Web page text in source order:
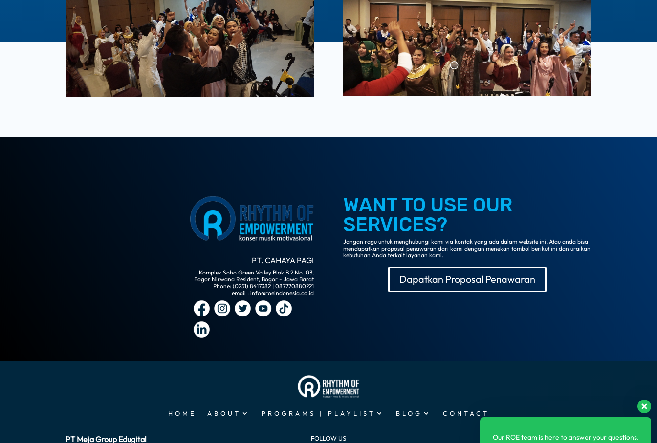
PT. CAHAYA PAGI
Komplek Soho Green Valley Blok B.2 No. 03,
Bogor Nirwana Resident, Bogor - Jawa Barat
Phone: (0251) 8417382 | 087770880221
email : info@roeindonesia.co.id
WANT TO USE OUR
SERVICES?
Jangan ragu untuk menghubungi kami via kontak yang ada dalam website ini. Atau anda bisa
mendapatkan proposal penawaran dari kami dengan menekan tombol berikut ini dan uraikan
kebutuhan Anda terkait layanan kami.
Dapatkan Proposal Penawaran
HOME ABOUT PROGRAMS | PLAYLIST BLOG CONTACT
PT Meja Group Edugital FOLLOW US SUBSCRIBE US
Our ROE team is here to answer your questions.